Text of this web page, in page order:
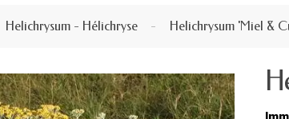
Helichrysum - Hélichryse Helichrysum 'Miel &